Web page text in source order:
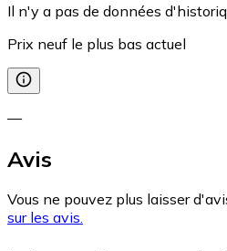
Il n'y a pas de données
Prix neuf le plus bas actuel
—
Avis
Vous ne pouvez plus laisser
sur les avis.